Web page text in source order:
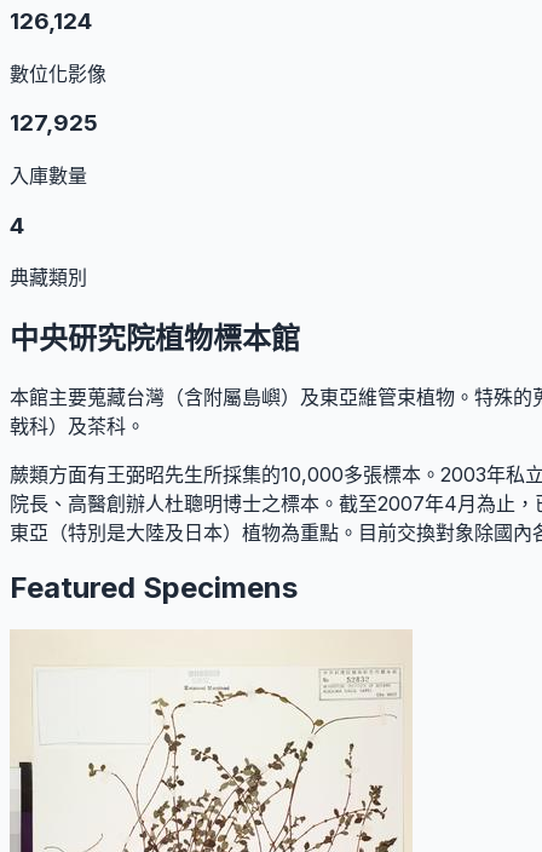
126,124
數位化影像
127,925
入庫數量
4
典藏類別
中央研究院植物標本館
本館主要蒐藏台灣（含附屬島嶼）及東亞維管束植物。特殊
戟科）及茶科。
蕨類方面有王弼昭先生所採集的10,000多張標本。2003年私
院長、高醫創辦人杜聰明博士之標本。截至2007年4月為止
東亞（特別是大陸及日本）植物為重點。目前交換對象除國
Featured Specimens